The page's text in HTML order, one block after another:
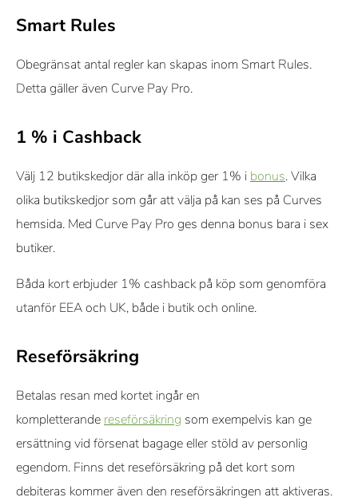
Smart Rules
Obegränsat antal regler kan skapas inom Smart Rules.
Detta gäller även Curve Pay Pro.
1 % i Cashback
Välj 12 butikskedjor där alla inköp ger 1% i bonus. Vilka
olika butikskedjor som går att välja på kan ses på Curves
hemsida. Med Curve Pay Pro ges denna bonus bara i sex
butiker.
Båda kort erbjuder 1% cashback på köp som genomföra
utanför EEA och UK, både i butik och online.
Reseförsäkring
Betalas resan med kortet ingår en
kompletterande reseförsäkring som exempelvis kan ge
ersättning vid försenat bagage eller stöld av personlig
egendom. Finns det reseförsäkring på det kort som
debiteras kommer även den reseförsäkringen att aktiveras.